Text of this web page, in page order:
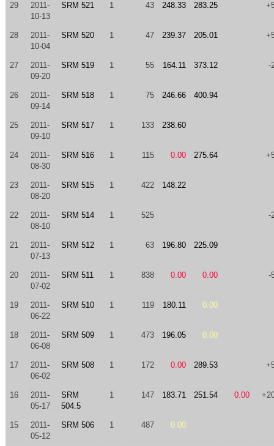
29
2011-
10-13
SRM 521 1 43 248.33 283.25
28
2011-
10-04
SRM 520 1 47 239.37 205.01
27
2011-
09-20
SRM 519 1 55 164.11 373.12 -
26
2011-
09-14
SRM 518 1 75 246.66 400.94
25
2011-
09-10
SRM 517 1 133 238.60
24
2011-
08-30
SRM 516 1 115 0.00 275.64
23
2011-
08-20
SRM 515 1 422 148.22
22
2011-
08-10
SRM 514 1 525 -
21
2011-
07-13
SRM 512 1 63 196.80 225.09
20
2011-
07-02
SRM 511 1 838 0.00 0.00 -
19
2011-
06-22
SRM 510 1 119 180.11 0.00
18
2011-
06-08
SRM 509 1 473 196.05 0.00
17
2011-
06-02
SRM 508 1 172 0.00 289.53
16
2011-
05-17
SRM
504.5
1 147 183.71 251.54 0.00
15
2011-
05-12
SRM 506 1 487 0.00